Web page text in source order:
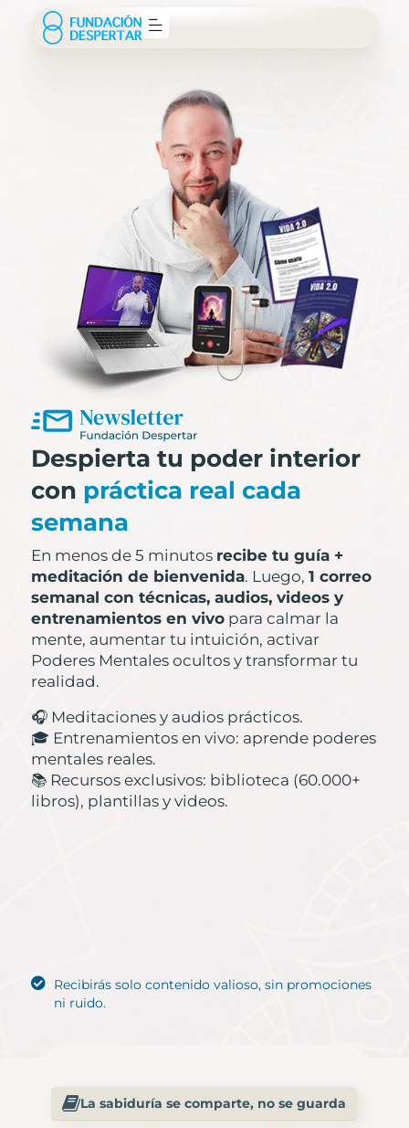
Despierta tu poder interior
con práctica real cada
semana
En menos de 5 minutos recibe tu guía +
meditación de bienvenida. Luego, 1 correo
semanal con técnicas, audios, videos y
entrenamientos en vivopara calmar la
mente, aumentar tu intuición, activar
Poderes Mentales ocultos y transformar tu
realidad.
🎧 Meditaciones y audios prácticos.
🎓 Entrenamientos en vivo: aprende poderes
mentales reales.
📚 Recursos exclusivos: biblioteca (60.000+
libros), plantillas y videos.
Recibirás solo contenido valioso, sin promociones
ni ruido.​
La sabiduría se comparte, no se guarda